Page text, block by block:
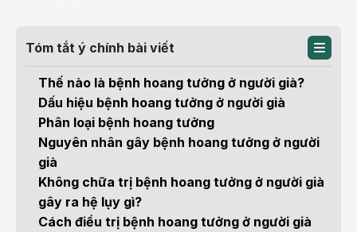
Tóm tắt ý chính bài viết
Thế nào là bệnh hoang tưởng ở người già?
Dấu hiệu bệnh hoang tưởng ở người già
Phân loại bệnh hoang tưởng
Nguyên nhân gây bệnh hoang tưởng ở người
già
Không chữa trị bệnh hoang tưởng ở người già
gây ra hệ lụy gì?
Cách điều trị bệnh hoang tưởng ở người già